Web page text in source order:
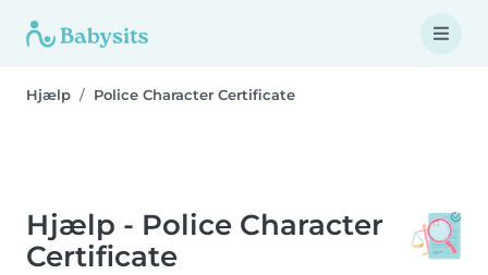
Hjælp Police Character Certificate
Hjælp - Police Character
Certificate